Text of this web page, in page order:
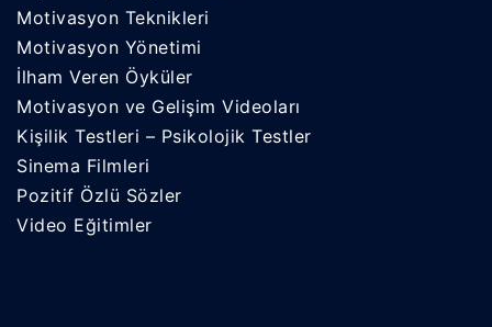
Motivasyon Teknikleri
Motivasyon Yönetimi
İlham Veren Öyküler
Motivasyon ve Gelişim Videoları
Kişilik Testleri – Psikolojik Testler
Sinema Filmleri
Pozitif Özlü Sözler
Video Eğitimler